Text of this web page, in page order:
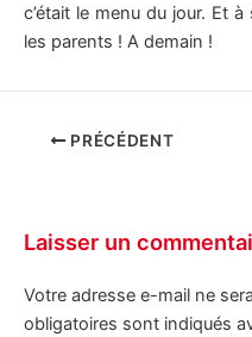
c’était le menu du jour. Et
les parents ! A demain !
PRÉCÉDENT
Laisser un
Votre adresse e-mail ne
obligatoires sont indiqués